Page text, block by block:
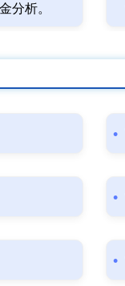
分析。